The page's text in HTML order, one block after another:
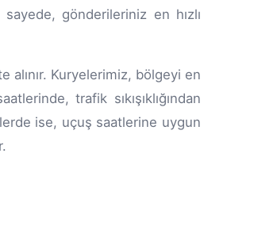
gönderileriniz en hızlı
alınır. Kuryelerimiz, bölgeyi en
trafik sıkışıklığından
ise, uçuş saatlerine uygun